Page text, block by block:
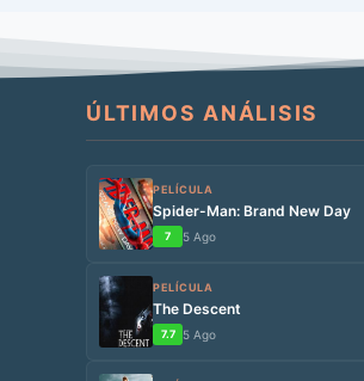
ÚLTIMOS ANÁLISIS
PELÍCULA
Spider-Man: Brand New Day
7 5 Ago
PELÍCULA
The Descent
7.7 5 Ago